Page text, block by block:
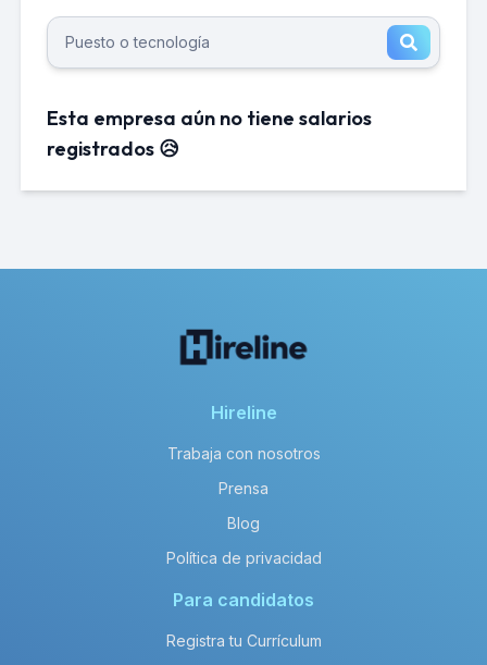
Esta empresa aún no tiene salarios
registrados 😥
Hireline
Trabaja con nosotros
Prensa
Blog
Política de privacidad
Para candidatos
Registra tu Currículum